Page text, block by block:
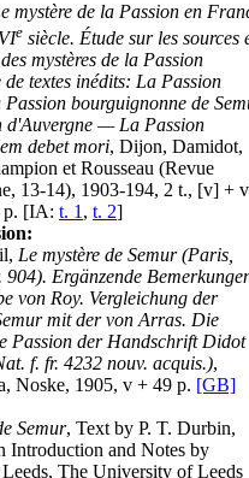
mystère de la Passion en
e siècle. Étude sur les sources
mystères de la Passion
de textes inédits: La Passion
bourguignonne de
— La Passion
debet mori, Dijon, Damidot,
et Rousseau (Revue
13-14), 1903-194, 2 t., [v] +
p. [IA: t. 1, t. 2]
Le mystère de Semur (Paris,
Ergänzende
von Roy. Vergleichung der
mit der von Arras. Die
Passion der Handschrift Didot
f. fr. 4232 nouv. acquis.),
Noske, 1905, v + 49 p. [GB]
Semur, Text by P. T. Durbin,
Introduction and Notes by
The University of Leeds